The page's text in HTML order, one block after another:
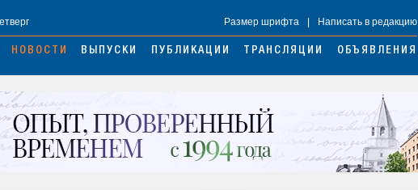
Размер шрифта Написать в редакцию
НОВОСТИ ВЫПУСКИ ПУБЛИКАЦИИ ТРАНСЛЯЦИИ ОБЪЯВЛЕНИЯ